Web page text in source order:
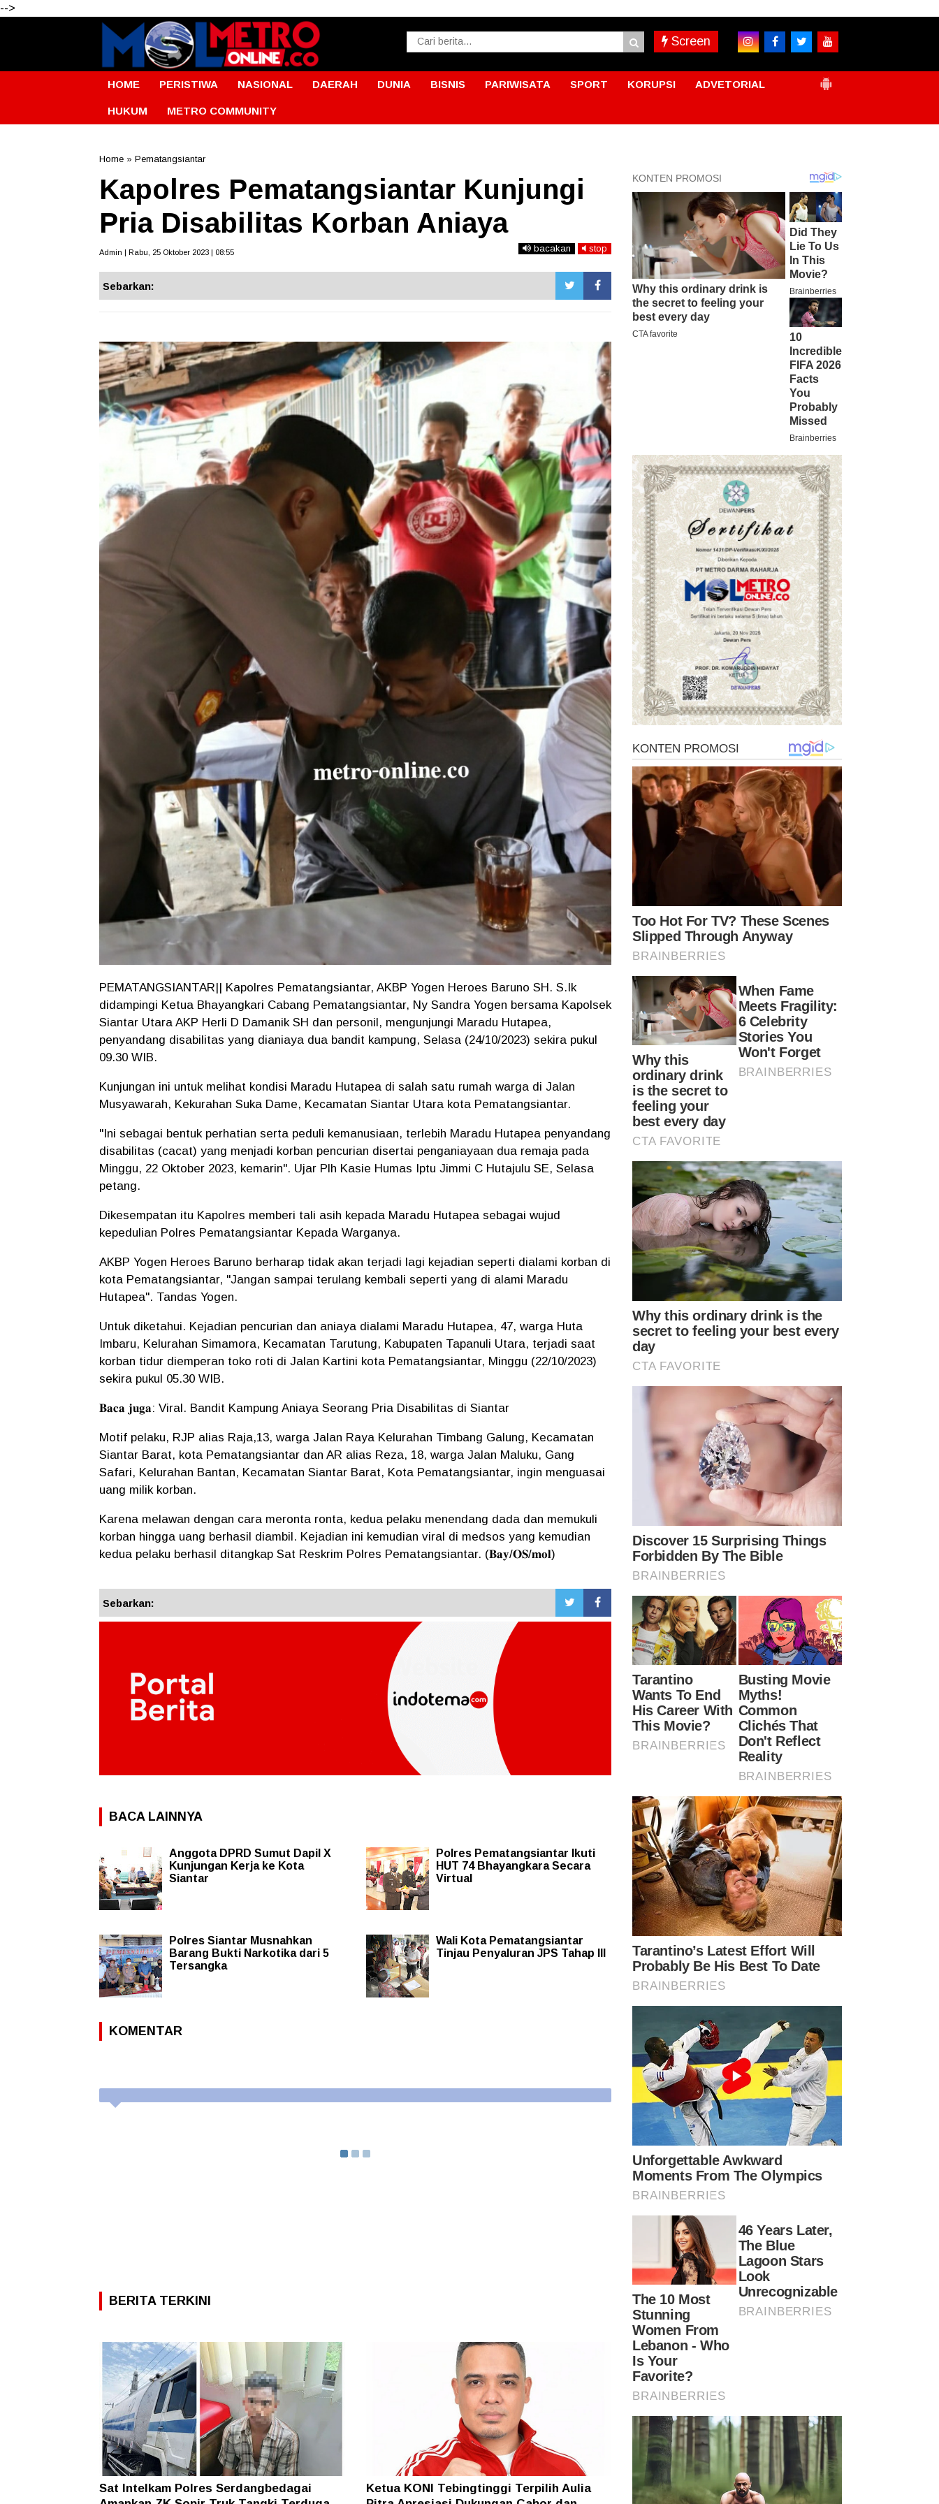
-->
Screen
HOME PERISTIWA NASIONAL DAERAH DUNIA BISNIS PARIWISATA SPORT KORUPSI ADVETORIAL
HUKUM METRO COMMUNITY
Home » Pematangsiantar
Kapolres Pematangsiantar Kunjungi
Pria Disabilitas Korban Aniaya
Admin | Rabu, 25 Oktober 2023 | 08:55 bacakan stop
Sebarkan:
PEMATANGSIANTAR|| Kapolres Pematangsiantar, AKBP Yogen Heroes Baruno SH. S.Ik
didampingi Ketua Bhayangkari Cabang Pematangsiantar, Ny Sandra Yogen bersama Kapolsek
Siantar Utara AKP Herli D Damanik SH dan personil, mengunjungi Maradu Hutapea,
penyandang disabilitas yang dianiaya dua bandit kampung, Selasa (24/10/2023) sekira pukul
09.30 WIB.
Kunjungan ini untuk melihat kondisi Maradu Hutapea di salah satu rumah warga di Jalan
Musyawarah, Kekurahan Suka Dame, Kecamatan Siantar Utara kota Pematangsiantar.
"Ini sebagai bentuk perhatian serta peduli kemanusiaan, terlebih Maradu Hutapea penyandang
disabilitas (cacat) yang menjadi korban pencurian disertai penganiayaan dua remaja pada
Minggu, 22 Oktober 2023, kemarin". Ujar Plh Kasie Humas Iptu Jimmi C Hutajulu SE, Selasa
petang.
Dikesempatan itu Kapolres memberi tali asih kepada Maradu Hutapea sebagai wujud
kepedulian Polres Pematangsiantar Kepada Warganya.
AKBP Yogen Heroes Baruno berharap tidak akan terjadi lagi kejadian seperti dialami korban di
kota Pematangsiantar, "Jangan sampai terulang kembali seperti yang di alami Maradu
Hutapea". Tandas Yogen.
Untuk diketahui. Kejadian pencurian dan aniaya dialami Maradu Hutapea, 47, warga Huta
Imbaru, Kelurahan Simamora, Kecamatan Tarutung, Kabupaten Tapanuli Utara, terjadi saat
korban tidur diemperan toko roti di Jalan Kartini kota Pematangsiantar, Minggu (22/10/2023)
sekira pukul 05.30 WIB.
𝐁𝐚𝐜𝐚 𝐣𝐮𝐠𝐚: Viral. Bandit Kampung Aniaya Seorang Pria Disabilitas di Siantar
Motif pelaku, RJP alias Raja,13, warga Jalan Raya Kelurahan Timbang Galung, Kecamatan
Siantar Barat, kota Pematangsiantar dan AR alias Reza, 18, warga Jalan Maluku, Gang
Safari, Kelurahan Bantan, Kecamatan Siantar Barat, Kota Pematangsiantar, ingin menguasai
uang milik korban.
Karena melawan dengan cara meronta ronta, kedua pelaku menendang dada dan memukuli
korban hingga uang berhasil diambil. Kejadian ini kemudian viral di medsos yang kemudian
kedua pelaku berhasil ditangkap Sat Reskrim Polres Pematangsiantar. (𝐁𝐚𝐲/𝐎𝐒/𝐦𝐨𝐥)
Sebarkan:
BACA LAINNYA
Anggota DPRD Sumut Dapil X
Kunjungan Kerja ke Kota
Siantar
Polres Pematangsiantar Ikuti
HUT 74 Bhayangkara Secara
Virtual
Polres Siantar Musnahkan
Barang Bukti Narkotika dari 5
Tersangka
Wali Kota Pematangsiantar
Tinjau Penyaluran JPS Tahap III
KOMENTAR
BERITA TERKINI
Sat Intelkam Polres Serdangbedagai
Ketua KONI Tebingtinggi Terpilih Aulia